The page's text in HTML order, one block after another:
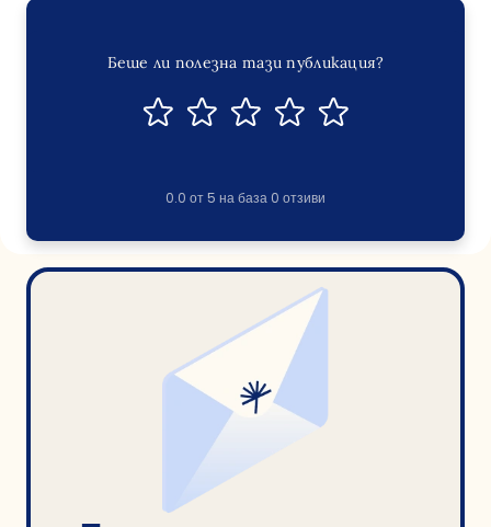
Беше ли полезна тази публикация?
0.0 от5 на база 0 отзиви